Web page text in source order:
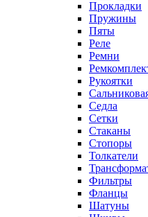
Прокладки
Пружины
Пяты
Реле
Ремни
Рукоятки
Седла
Сетки
Стаканы
Стопоры
Толкатели
Фильтры
Фланцы
Шатуны